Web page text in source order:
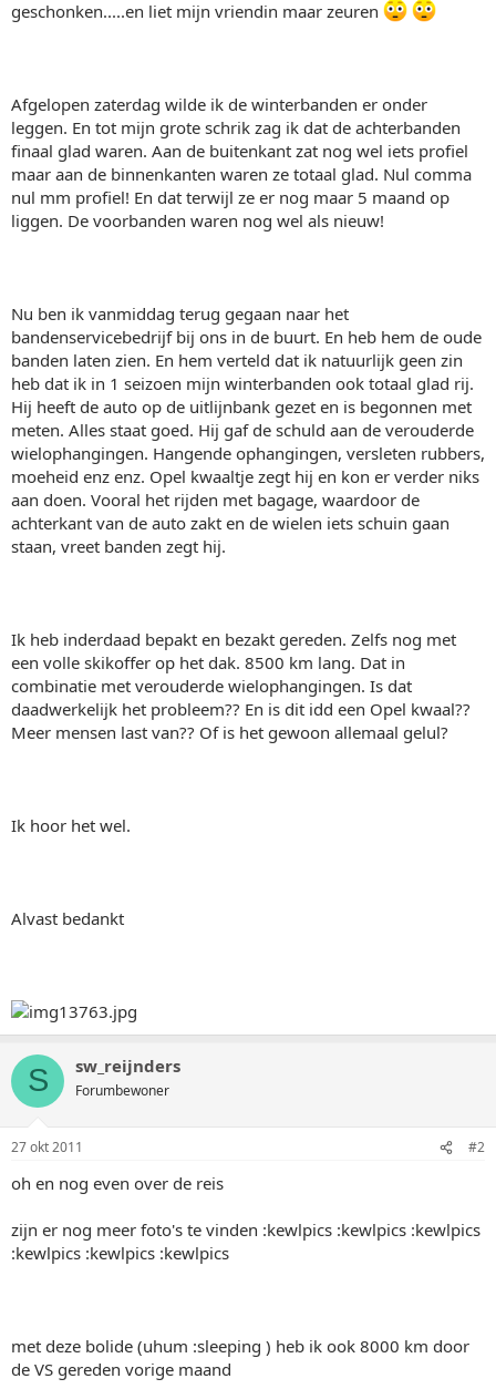
geschonken.....en liet mijn vriendin maar zeuren
Afgelopen zaterdag wilde ik de winterbanden er onder
leggen. En tot mijn grote schrik zag ik dat de achterbanden
finaal glad waren. Aan de buitenkant zat nog wel iets profiel
maar aan de binnenkanten waren ze totaal glad. Nul comma
nul mm profiel! En dat terwijl ze er nog maar 5 maand op
liggen. De voorbanden waren nog wel als nieuw!
Nu ben ik vanmiddag terug gegaan naar het
bandenservicebedrijf bij ons in de buurt. En heb hem de oude
banden laten zien. En hem verteld dat ik natuurlijk geen zin
heb dat ik in 1 seizoen mijn winterbanden ook totaal glad rij.
Hij heeft de auto op de uitlijnbank gezet en is begonnen met
meten. Alles staat goed. Hij gaf de schuld aan de verouderde
wielophangingen. Hangende ophangingen, versleten rubbers,
moeheid enz enz. Opel kwaaltje zegt hij en kon er verder niks
aan doen. Vooral het rijden met bagage, waardoor de
achterkant van de auto zakt en de wielen iets schuin gaan
staan, vreet banden zegt hij.
Ik heb inderdaad bepakt en bezakt gereden. Zelfs nog met
een volle skikoffer op het dak. 8500 km lang. Dat in
combinatie met verouderde wielophangingen. Is dat
daadwerkelijk het probleem?? En is dit idd een Opel kwaal??
Meer mensen last van?? Of is het gewoon allemaal gelul?
Ik hoor het wel.
Alvast bedankt
S sw_reijnders
Forumbewoner
27 okt 2011 #2
oh en nog even over de reis
zijn er nog meer foto's te vinden :kewlpics :kewlpics :kewlpics
:kewlpics :kewlpics :kewlpics
met deze bolide (uhum :sleeping ) heb ik ook 8000 km door
de VS gereden vorige maand